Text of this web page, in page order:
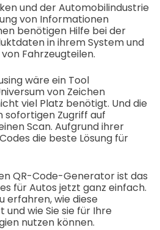
und der Automobilindustrie
von Informationen
benötigen Hilfe bei der
in ihrem System und
Fahrzeugteilen.
wäre ein Tool
von Zeichen
viel Platz benötigt. Und die
sofortigen Zugriff auf
Scan. Aufgrund ihrer
die beste Lösung für
QR-Code-Generator ist das
für Autos jetzt ganz einfach.
erfahren, wie diese
wie Sie sie für Ihre
nutzen können.